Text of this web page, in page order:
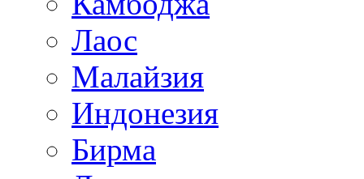
Лаос
Малайзия
Индонезия
Бирма